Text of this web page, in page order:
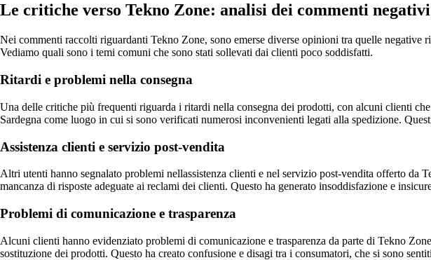
Le critiche verso Tekno Zone: analisi dei commenti negativi
Nei commenti raccolti riguardanti Tekno Zone, sono emerse diverse opinioni tra quelle
Vediamo quali sono i temi comuni che sono stati sollevati dai clienti poco soddisfatti.
Ritardi e problemi nella consegna
Una delle critiche più frequenti riguarda i ritardi nella consegna dei prodotti, con alcuni clienti
Sardegna come luogo in cui si sono verificati numerosi inconvenienti legati alla spedizione.
Assistenza clienti e servizio post-vendita
Altri utenti hanno segnalato problemi nellassistenza clienti e nel servizio post-vendita offerto
mancanza di risposte adeguate ai reclami dei clienti. Questo ha generato insoddisfazione e
Problemi di comunicazione e trasparenza
Alcuni clienti hanno evidenziato problemi di comunicazione e trasparenza da parte di Tekno
sostituzione dei prodotti. Questo ha creato confusione e disagi tra i consumatori, che si sono